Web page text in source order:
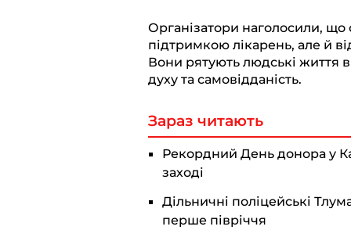
Організатори наголосили, що
підтримкою лікарень, але й
Вони рятують людські життя
духу та самовідданість.
Зараз читають
Рекордний День донора у
заході
Дільничні поліцейські
перше півріччя